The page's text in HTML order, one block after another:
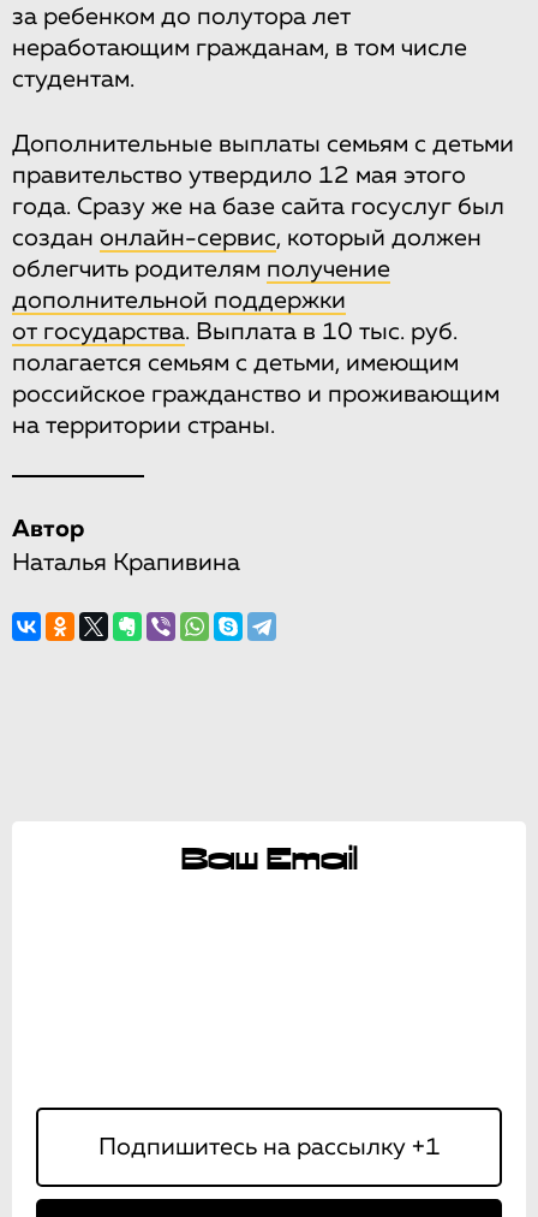
за ребенком до полутора лет
неработающим гражданам, в том числе
студентам.
Дополнительные выплаты семьям с детьми
правительство утвердило 12 мая этого
года. Сразу же на базе сайта госуслуг был
создан онлайн-сервис, который должен
облегчить родителям получение
дополнительной поддержки
от государства. Выплата в 10 тыс. руб.
полагается семьям с детьми, имеющим
российское гражданство и проживающим
на территории страны.
Автор
Наталья Крапивина
Ваш Email